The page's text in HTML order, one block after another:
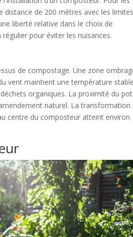
de 200 mètres avec les
liberté relative dans le choix de
pour éviter les nuisances.
de compostage. Une zone
vent maintient une température
organiques. La proximité du
naturel. La transformation
centre du composteur atteint environ